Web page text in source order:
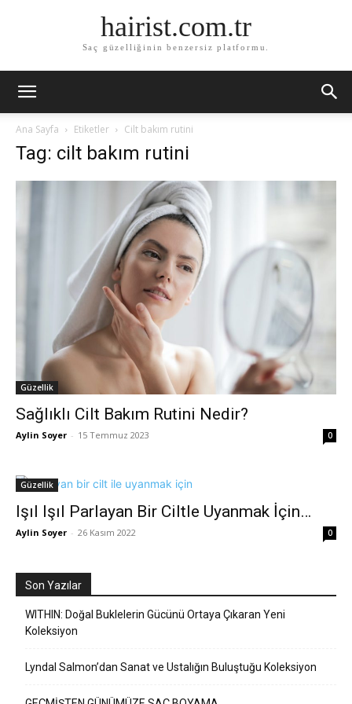
hairist.com.tr
Saç güzelliğinin benzersiz platformu.
Ana Sayfa Etiketler Cilt bakım rutini
Tag: cilt bakım rutini
Güzellik
Sağlıklı Cilt Bakım Rutini Nedir?
Aylin Soyer - 15 Temmuz 2023 0
Güzellik
Işıl Işıl Parlayan Bir Ciltle Uyanmak İçin…
Aylin Soyer - 26 Kasım 2022 0
Son Yazılar
WITHIN: Doğal Buklelerin Gücünü Ortaya Çıkaran Yeni
Koleksiyon
Lyndal Salmon’dan Sanat ve Ustalığın Buluştuğu Koleksiyon